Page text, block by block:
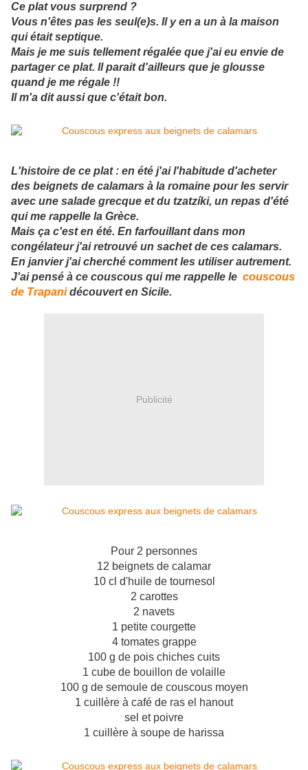
Ce plat vous surprend ?
Vous n'êtes pas les seul(e)s. Il y en a un à la maison
qui était septique.
Mais je me suis tellement régalée que j'ai eu envie de
partager ce plat. Il parait d'ailleurs que je glousse
quand je me régale !!
Il m'a dit aussi que c'était bon.
L'histoire de ce plat : en été j'ai l'habitude d'acheter
des beignets de calamars à la romaine pour les servir
avec une salade grecque et du tzatzíki, un repas d'été
qui me rappelle la Grèce.
Mais ça c'est en été. En farfouillant dans mon
congélateur j'ai retrouvé un sachet de ces calamars.
En janvier j'ai cherché comment les utiliser autrement.
J'ai pensé à ce couscous qui me rappelle le couscous
de Trapanidécouvert en Sicile.
Publicité
Pour 2 personnes
12 beignets de calamar
10 cl d'huile de tournesol
2 carottes
2 navets
1 petite courgette
4 tomates grappe
100 g de pois chiches cuits
1 cube de bouillon de volaille
100 g de semoule de couscous moyen
1 cuillère à café de ras el hanout
sel et poivre
1 cuillère à soupe de harissa